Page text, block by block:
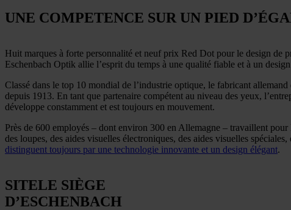
UNE COMPETENCE SUR UN PIED
Huit marques à forte personnalité et neuf prix Red Dot pour le design de
Eschenbach Optik allie l’esprit du temps à une qualité fiable et à un
Classé dans le top 10 mondial de l’industrie optique, le fabricant
depuis 1913. En tant que partenaire compétent au niveau des yeux,
développe constamment et est toujours en mouvement.
Près de 600 employés – dont environ 300 en Allemagne – travaillent
des loupes, des aides visuelles électroniques, des aides visuelles
distinguent toujours par une technologie innovante et un design élégant.
SITELE SIÈGE
D’ESCHENBACH